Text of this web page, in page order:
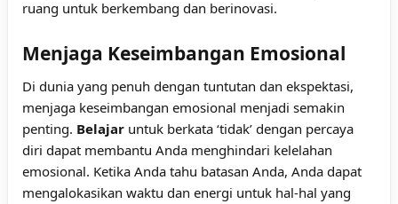
ruang untuk berkembang dan berinovasi.
Menjaga Keseimbangan Emosional
Di dunia yang penuh dengan tuntutan dan ekspektasi,
menjaga keseimbangan emosional menjadi semakin
penting. Belajar untuk berkata ‘tidak’ dengan percaya
diri dapat membantu Anda menghindari kelelahan
emosional. Ketika Anda tahu batasan Anda, Anda dapat
mengalokasikan waktu dan energi untuk hal-hal yang